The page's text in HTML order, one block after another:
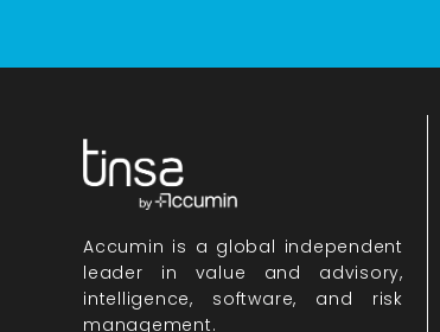
Accumin is a global independent
leader in value and advisory,
intelligence, software, and risk
management.